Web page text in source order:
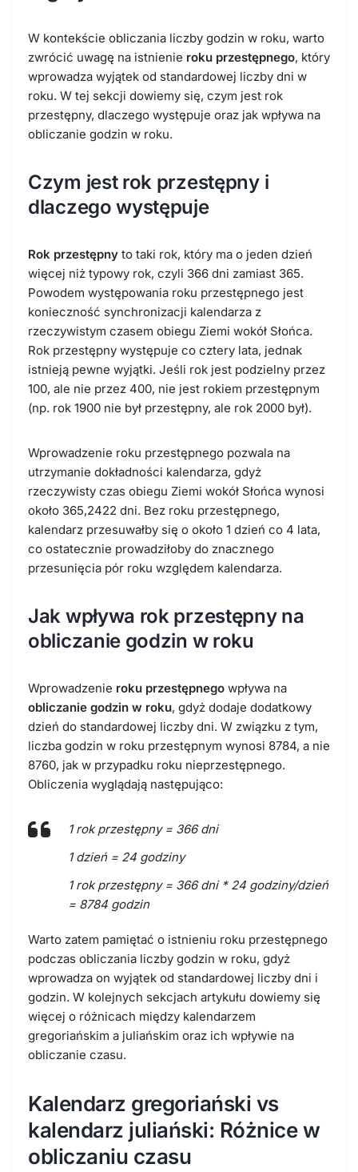
W kontekście obliczania liczby godzin w roku, warto
zwrócić uwagę na istnienie roku przestępnego, który
wprowadza wyjątek od standardowej liczby dni w
roku. W tej sekcji dowiemy się, czym jest rok
przestępny, dlaczego występuje oraz jak wpływa na
obliczanie godzin w roku.
Czym jest rok przestępny i
dlaczego występuje
Rok przestępny to taki rok, który ma o jeden dzień
więcej niż typowy rok, czyli 366 dni zamiast 365.
Powodem występowania roku przestępnego jest
konieczność synchronizacji kalendarza z
rzeczywistym czasem obiegu Ziemi wokół Słońca.
Rok przestępny występuje co cztery lata, jednak
istnieją pewne wyjątki. Jeśli rok jest podzielny przez
100, ale nie przez 400, nie jest rokiem przestępnym
(np. rok 1900 nie był przestępny, ale rok 2000 był).
Wprowadzenie roku przestępnego pozwala na
utrzymanie dokładności kalendarza, gdyż
rzeczywisty czas obiegu Ziemi wokół Słońca wynosi
około 365,2422 dni. Bez roku przestępnego,
kalendarz przesuwałby się o około 1 dzień co 4 lata,
co ostatecznie prowadziłoby do znacznego
przesunięcia pór roku względem kalendarza.
Jak wpływa rok przestępny na
obliczanie godzin w roku
Wprowadzenie roku przestępnego wpływa na
obliczanie godzin w roku, gdyż dodaje dodatkowy
dzień do standardowej liczby dni. W związku z tym,
liczba godzin w roku przestępnym wynosi 8784, a nie
8760, jak w przypadku roku nieprzestępnego.
Obliczenia wyglądają następująco:
1 rok przestępny = 366 dni
1 dzień = 24 godziny
1 rok przestępny = 366 dni * 24 godziny/dzień
= 8784 godzin
Warto zatem pamiętać o istnieniu roku przestępnego
podczas obliczania liczby godzin w roku, gdyż
wprowadza on wyjątek od standardowej liczby dni i
godzin. W kolejnych sekcjach artykułu dowiemy się
więcej o różnicach między kalendarzem
gregoriańskim a juliańskim oraz ich wpływie na
obliczanie czasu.
Kalendarz gregoriański vs
kalendarz juliański: Różnice w
obliczaniu czasu